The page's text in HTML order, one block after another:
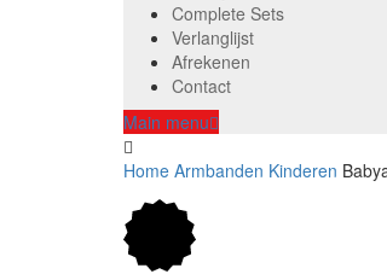
Complete Sets
Verlanglijst
Afrekenen
Contact
Main menu
Home Armbanden Kinderen